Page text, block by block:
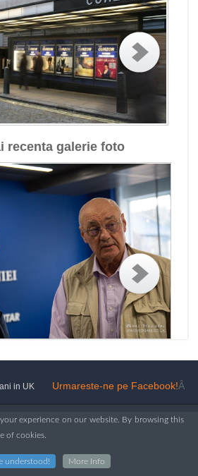
recenta galerie foto
Urmareste-ne pe Facebook!Â
in UK
experience on our website. By browsing this
of cookies.
understood! More Info